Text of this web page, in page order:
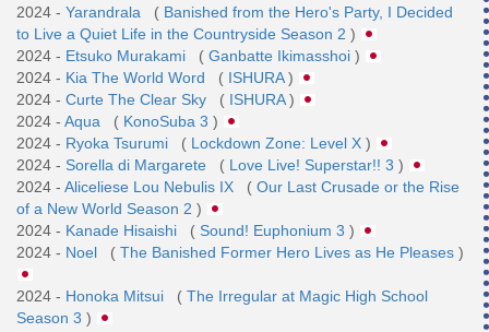
2024 - Yarandrala ( Banished from the Hero's Party, I Decided
to Live a Quiet Life in the Countryside Season 2 )
2024 - Etsuko Murakami ( Ganbatte Ikimasshoi )
2024 - Kia The World Word ( ISHURA)
2024 - Curte The Clear Sky ( ISHURA)
2024 - Aqua ( KonoSuba 3 )
2024 - Ryoka Tsurumi ( Lockdown Zone: Level X )
2024 - Sorella di Margarete ( Love Live! Superstar!! 3 )
2024 - Aliceliese Lou Nebulis IX ( Our Last Crusade or the Rise
of a New World Season 2 )
2024 - Kanade Hisaishi ( Sound! Euphonium 3 )
2024 - Noel ( The Banished Former Hero Lives as He Pleases )
2024 - Honoka Mitsui ( The Irregular at Magic High School
Season 3 )